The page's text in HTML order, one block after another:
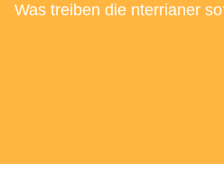
Was treiben die nterrianer